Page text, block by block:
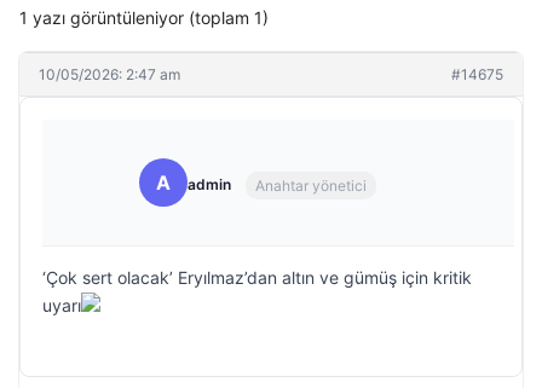
1 yazı görüntüleniyor (toplam 1)
10/05/2026: 2:47 am #14675
A admin Anahtar yönetici
‘Çok sert olacak’ Eryılmaz’dan altın ve gümüş için kritik
uyarı